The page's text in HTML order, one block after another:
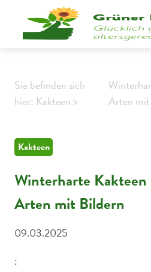
Sie befinden sich
hier: Kakteen >
Arten
Kakteen
Winterharte Kakteen
Arten mit Bildern
09.03.2025
: